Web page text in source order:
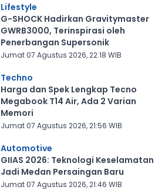
Lifestyle
G-SHOCK Hadirkan Gravitymaster
GWRB3000, Terinspirasi oleh
Penerbangan Supersonik
Jumat 07 Agustus 2026, 22:18 WIB
Techno
Harga dan Spek Lengkap Tecno
Megabook T14 Air, Ada 2 Varian
Memori
Jumat 07 Agustus 2026, 21:56 WIB
Automotive
GIIAS 2026: Teknologi Keselamatan
Jadi Medan Persaingan Baru
Jumat 07 Agustus 2026, 21:46 WIB